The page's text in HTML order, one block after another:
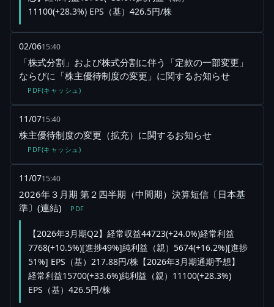
11100(+28.3%) EPS（基）426.5円/株
02/0615:40
「株式分割」および株式分割に伴う「定款の一部変更」
ならびに「株主優待制度の変更」に関するお知らせ
PDF(キャッシュ)
11/0715:40
株主優待制度の変更（拡充）に関するお知らせ
PDF(キャッシュ)
11/0715:40
2026年３月期 第２四半期（中間期）決算短信〔日本基
準〕(連結)
PDF
【2026年3月期Q2】経常収益44723(+24.0%)経常利益
7768(+10.5%)[進捗49%]純利益（親）5674(+16.2%)[進捗
51%] EPS（基）217.88円/株【2026年3月期通期予想】
経常利益15700(+33.6%)純利益（親）11100(+28.3%)
EPS（基）426.5円/株